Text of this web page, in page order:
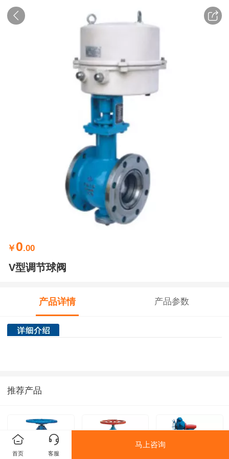
￥ 0.00
V型调节球阀
产品详情 产品参数
推荐产品
首页 客服
马上咨询